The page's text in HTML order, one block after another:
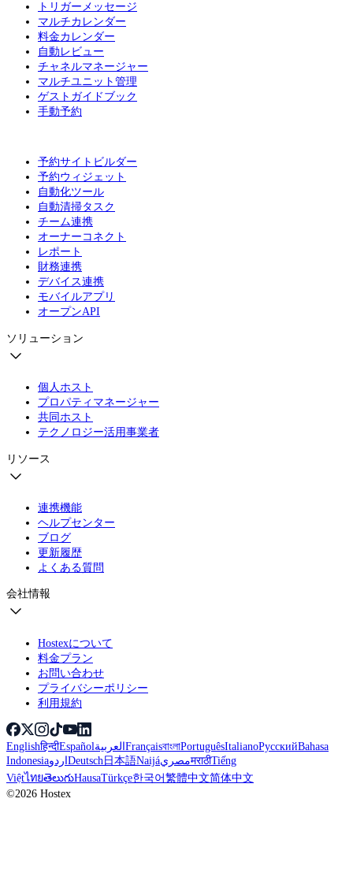
トリガーメッセージ
マルチカレンダー
料金カレンダー
自動レビュー
チャネルマネージャー
マルチユニット管理
ゲストガイドブック
手動予約
予約サイトビルダー
予約ウィジェット
自動化ツール
自動清掃タスク
チーム連携
オーナーコネクト
レポート
財務連携
デバイス連携
モバイルアプリ
オープンAPI
ソリューション
個人ホスト
プロパティマネージャー
共同ホスト
テクノロジー活用事業者
リソース
連携機能
ヘルプセンター
ブログ
更新履歴
よくある質問
会社情報
Hostexについて
料金プラン
お問い合わせ
プライバシーポリシー
利用規約
Englishहिन्दीEspañolالعربيةFrançaisবাংলাPortuguêsItalianoРусскийBahasa
IndonesiaاردوDeutsch日本語NaijáمصريमराठीTiếng
ViệtไทยతెలుగుHausaTürkçe한국어繁體中文简体中文
©2026 Hostex